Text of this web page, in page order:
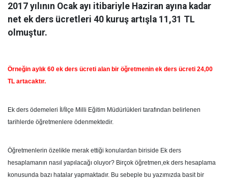
2017 yılının Ocak ayı itibariyle Haziran ayına kadar
net ek ders ücretleri 40 kuruş artışla 11,31 TL
olmuştur.
Örneğin aylık 60 ek ders ücreti alan bir öğretmenin ek ders ücreti 24,00
TL artacaktır.
Ek ders ödemeleri İl/İlçe Milli Eğitim Müdürlükleri tarafından belirlenen
tarihlerde öğretmenlere ödenmektedir.
Öğretmenlerin özelikle merak ettiği konulardan biriside Ek ders
hesaplamanın nasıl yapılacağı oluyor? Birçok öğretmen,ek ders hesaplama
konusunda bazı hatalar yapmaktadır. Bu sebeple bu yazımızda basit bir